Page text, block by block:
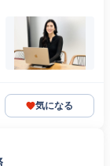
気になる